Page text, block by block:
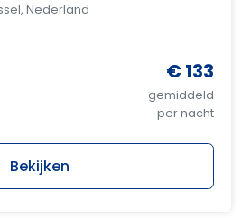
Nederland
€ 133
gemiddeld
per nacht
Bekijken